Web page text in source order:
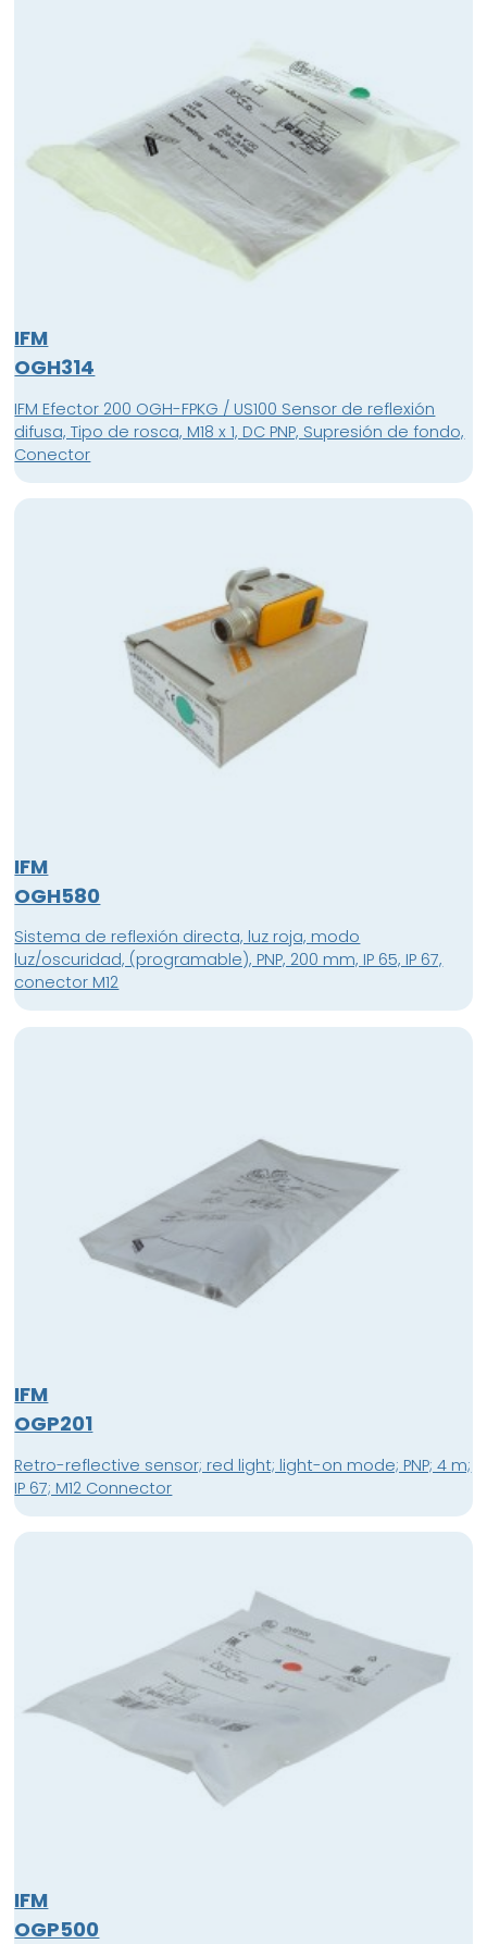
IFM
OGH314
IFM Efector 200 OGH-FPKG / US100 Sensor de reflexión
difusa, Tipo de rosca, M18 x 1, DC PNP, Supresión de fondo,
Conector
IFM
OGH580
Sistema de reflexión directa, luz roja, modo
luz/oscuridad, (programable), PNP, 200 mm, IP 65, IP 67,
conector M12
IFM
OGP201
Retro-reflective sensor; red light; light-on mode; PNP; 4 m;
IP 67; M12 Connector
IFM
OGP500